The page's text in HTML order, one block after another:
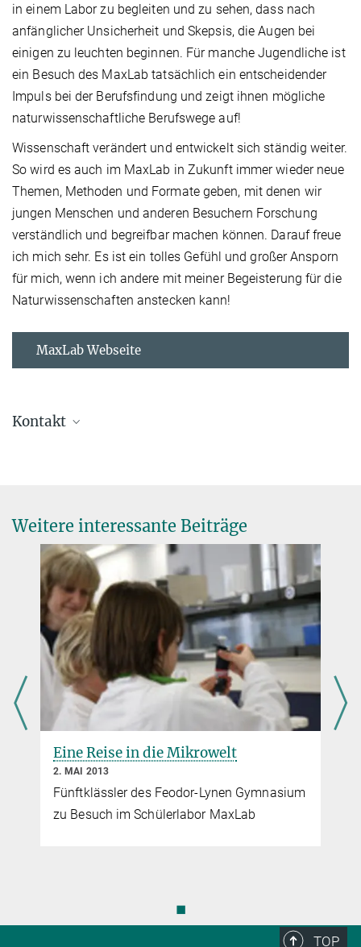
in einem Labor zu begleiten und zu sehen, dass nach
anfänglicher Unsicherheit und Skepsis, die Augen bei
einigen zu leuchten beginnen. Für manche Jugendliche ist
ein Besuch des MaxLab tatsächlich ein entscheidender
Impuls bei der Berufsfindung und zeigt ihnen mögliche
naturwissenschaftliche Berufswege auf!
Wissenschaft verändert und entwickelt sich ständig weiter.
So wird es auch im MaxLab in Zukunft immer wieder neue
Themen, Methoden und Formate geben, mit denen wir
jungen Menschen und anderen Besuchern Forschung
verständlich und begreifbar machen können. Darauf freue
ich mich sehr. Es ist ein tolles Gefühl und großer Ansporn
für mich, wenn ich andere mit meiner Begeisterung für die
Naturwissenschaften anstecken kann!
MaxLab Webseite
Kontakt
Christina Bielmeier
Mitarbeiterin Kommunikation und Grafik
+49 89 8578 3601
christina.bielmeier@...
Weitere interessante Beiträge
Online Kursmaterial:
Grundlagenforschung &
Modellorganismen
Angebot zum Download für die gymnasiale
Oberstufe.
◼
TOP